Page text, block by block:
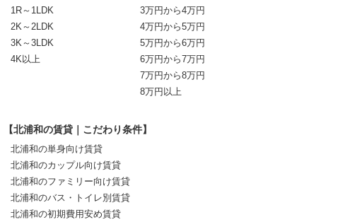
1R～1LDK
2K～2LDK
3K～3LDK
4K以上
3万円から4万円
4万円から5万円
5万円から6万円
6万円から7万円
7万円から8万円
8万円以上
【北浦和の賃貸｜こだわり条件】
北浦和の単身向け賃貸
北浦和のカップル向け賃貸
北浦和のファミリー向け賃貸
北浦和のバス・トイレ別賃貸
北浦和の初期費用安め賃貸